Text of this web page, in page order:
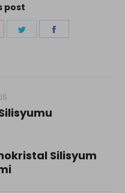
post
Share
Share
Silisyum